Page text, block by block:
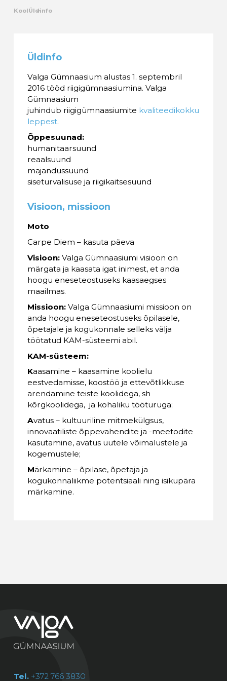
KoolÜldinfo
Üldinfo
Valga Gümnaasium alustas 1. septembril
2016 tööd riigigümnaasiumina. Valga
Gümnaasium
juhindub riigigümnaasiumite kvaliteedikokku
leppest.
Õppesuunad:
humanitaarsuund
reaalsuund
majandussuund
siseturvalisuse ja riigikaitsesuund
Visioon, missioon
Moto
Carpe Diem – kasuta päeva
Visioon:Valga Gümnaasiumi visioon on
märgata ja kaasata igat inimest, et anda
hoogu eneseteostuseks kaasaegses
maailmas.
Missioon:Valga Gümnaasiumi missioon on
anda hoogu eneseteostuseks õpilasele,
õpetajale ja kogukonnale selleks välja
töötatud KAM-süsteemi abil.
KAM-süsteem:
Kaasamine – kaasamine koolielu
eestvedamisse, koostöö ja ettevõtlikkuse
arendamine teiste koolidega, sh
kõrgkoolidega, ja kohaliku tööturuga;
Avatus – kultuuriline mitmekülgsus,
innovaatiliste õppevahendite ja -meetodite
kasutamine, avatus uutele võimalustele ja
kogemustele;
Märkamine – õpilase, õpetaja ja
kogukonnaliikme potentsiaali ning isikupära
märkamine.
Tel. +372 766 3830